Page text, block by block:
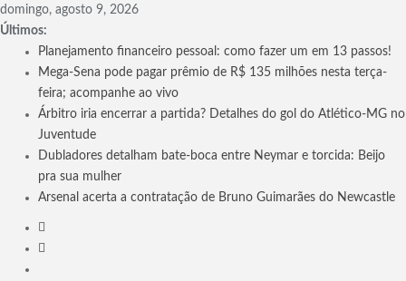
Skip
to
content
domingo, agosto 9, 2026
Últimos:
Planejamento financeiro pessoal: como fazer um em 13 passos!
Mega-Sena pode pagar prêmio de R$ 135 milhões nesta terça-
feira; acompanhe ao vivo
Árbitro iria encerrar a partida? Detalhes do gol do Atlético-MG no
Juventude
Dubladores detalham bate-boca entre Neymar e torcida: Beijo
pra sua mulher
Arsenal acerta a contratação de Bruno Guimarães do Newcastle